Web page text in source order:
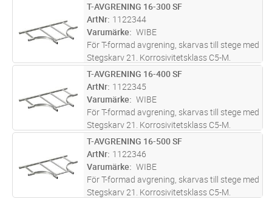
ST Lägg i kundvagn
T-AVGRENING 16-300 SF
ArtNr 1122344
Varumärke
WIBE
För T-formad avgrening, skarvas till stege med
Stegskarv 21. Korrosivitetsklass C5-M.
ST Lägg i kundvagn
T-AVGRENING 16-400 SF
ArtNr 1122345
Varumärke
WIBE
För T-formad avgrening, skarvas till stege med
Stegskarv 21. Korrosivitetsklass C5-M.
ST Lägg i kundvagn
T-AVGRENING 16-500 SF
ArtNr 1122346
Varumärke
WIBE
För T-formad avgrening, skarvas till stege med
Stegskarv 21. Korrosivitetsklass C5-M.